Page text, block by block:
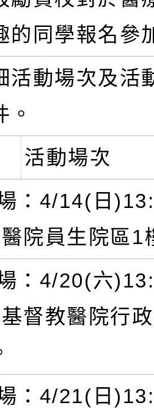
的同學報名參
活動場次及活
。
活動場次
：4/14(日
院員生院區1
：4/20(六
督教醫院行
：4/21(日